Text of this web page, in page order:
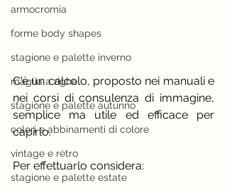
armocromia
forme body shapes
stagione e palette inverno
maglia a righe
stagione e palette autunno
colori e abbinamenti di colore
vintage e rètro
stagione e palette estate
C'è un calcolo, proposto nei manuali e
nei corsi di consulenza di immagine,
semplice ma utile ed efficace per
capirlo.
Per effettuarlo considera: